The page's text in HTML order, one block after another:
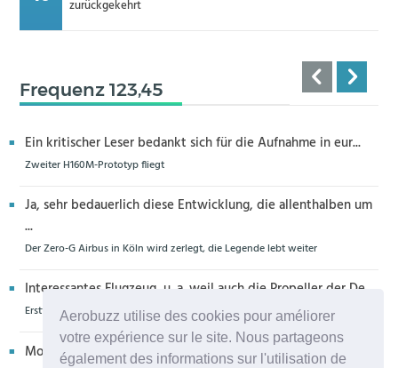
Aerobuzz utilise des cookies pour améliorer
votre expérience sur le site. Nous partageons
également des informations sur l'utilisation de
zurückgekehrt
Frequenz 123,45
Ein kritischer Leser bedankt sich für die Aufnahme in eur...
Zweiter H160M-Prototyp fliegt
Ja, sehr bedauerlich diese Entwicklung, die allenthalben um
...
Der Zero-G Airbus in Köln wird zerlegt, die Legende lebt weiter
Interessantes Flugzeug, u. a. weil auch die Propeller der De...
Erstflug der Piper Seminole DX mit DeltaHawk-Motoren
Moin aus Schiffdorf, danke für die Nachricht. Ich meine,da...